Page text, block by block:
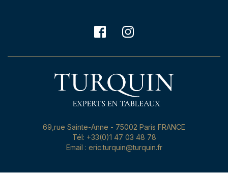
69,rue Sainte-Anne - 75002 Paris FRANCE
Tél: +33(0)1 47 03 48 78
Email : eric.turquin@turquin.fr